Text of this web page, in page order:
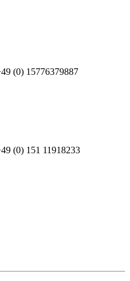
(0) 15776379887
(0) 151 11918233